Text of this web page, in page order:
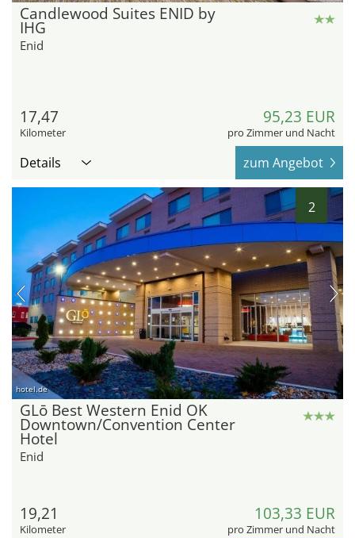
Candlewood Suites ENID by
IHG
Enid
17,47
Kilometer
95,23 EUR
pro Zimmer und Nacht
Details zum Angebot
2
hotel.de
GLō Best Western Enid OK
Downtown/Convention Center
Hotel
Enid
19,21
Kilometer
103,33 EUR
pro Zimmer und Nacht